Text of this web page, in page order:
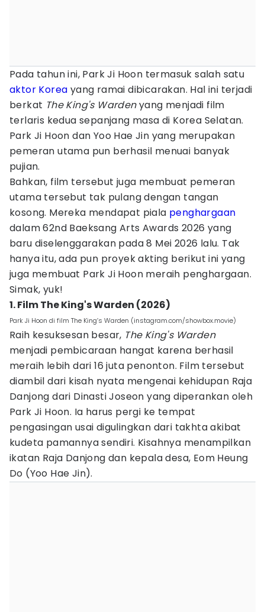
Pada tahun ini, Park Ji Hoon termasuk salah satu
aktor Korea yang ramai dibicarakan. Hal ini terjadi
berkat The King's Wardenyang menjadi film
terlaris kedua sepanjang masa di Korea Selatan.
Park Ji Hoon dan Yoo Hae Jin yang merupakan
pemeran utama pun berhasil menuai banyak
pujian.
Bahkan, film tersebut juga membuat pemeran
utama tersebut tak pulang dengan tangan
kosong. Mereka mendapat piala penghargaan
dalam 62nd Baeksang Arts Awards 2026 yang
baru diselenggarakan pada 8 Mei 2026 lalu. Tak
hanya itu, ada pun proyek akting berikut ini yang
juga membuat Park Ji Hoon meraih penghargaan.
Simak, yuk!
1. Film The King's Warden (2026)
Park Ji Hoon di film The King’s Warden (instagram.com/showbox.movie)
Raih kesuksesan besar, The King's Warden
menjadi pembicaraan hangat karena berhasil
meraih lebih dari 16 juta penonton. Film tersebut
diambil dari kisah nyata mengenai kehidupan Raja
Danjong dari Dinasti Joseon yang diperankan oleh
Park Ji Hoon. Ia harus pergi ke tempat
pengasingan usai digulingkan dari takhta akibat
kudeta pamannya sendiri. Kisahnya menampilkan
ikatan Raja Danjong dan kepala desa, Eom Heung
Do (Yoo Hae Jin).